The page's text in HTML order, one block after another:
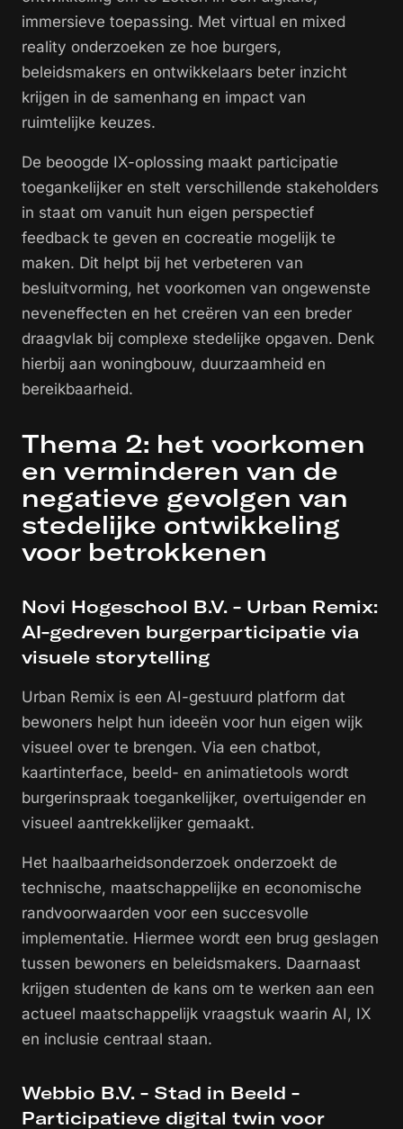
immersieve toepassing. Met virtual en mixed
reality onderzoeken ze hoe burgers,
beleidsmakers en ontwikkelaars beter inzicht
krijgen in de samenhang en impact van
ruimtelijke keuzes.
De beoogde IX-oplossing maakt participatie
toegankelijker en stelt verschillende stakeholders
in staat om vanuit hun eigen perspectief
feedback te geven en cocreatie mogelijk te
maken. Dit helpt bij het verbeteren van
besluitvorming, het voorkomen van ongewenste
neveneffecten en het creëren van een breder
draagvlak bij complexe stedelijke opgaven. Denk
hierbij aan woningbouw, duurzaamheid en
bereikbaarheid.
Thema 2: het voorkomen
en verminderen van de
negatieve gevolgen van
stedelijke ontwikkeling
voor betrokkenen
Novi Hogeschool B.V. - Urban Remix:
AI-gedreven burgerparticipatie via
visuele storytelling
Urban Remix is een AI-gestuurd platform dat
bewoners helpt hun ideeën voor hun eigen wijk
visueel over te brengen. Via een chatbot,
kaartinterface, beeld- en animatietools wordt
burgerinspraak toegankelijker, overtuigender en
visueel aantrekkelijker gemaakt.
Het haalbaarheidsonderzoek onderzoekt de
technische, maatschappelijke en economische
randvoorwaarden voor een succesvolle
implementatie. Hiermee wordt een brug geslagen
tussen bewoners en beleidsmakers. Daarnaast
krijgen studenten de kans om te werken aan een
actueel maatschappelijk vraagstuk waarin AI, IX
en inclusie centraal staan.
Webbio B.V. - Stad in Beeld -
Participatieve digital twin voor